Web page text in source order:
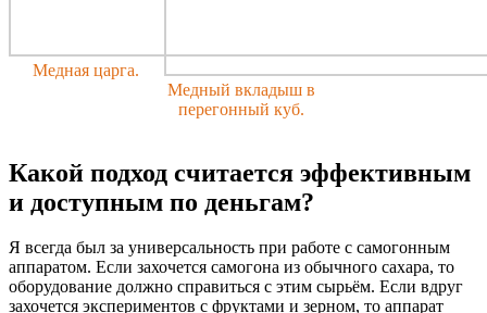
Медная царга.
Медный вкладыш в
перегонный куб.
Какой подход считается эффективным
и доступным по деньгам?
Я всегда был за универсальность при работе с самогонным
аппаратом. Если захочется самогона из обычного сахара, то
оборудование должно справиться с этим сырьём. Если вдруг
захочется экспериментов с фруктами и зерном, то аппарат